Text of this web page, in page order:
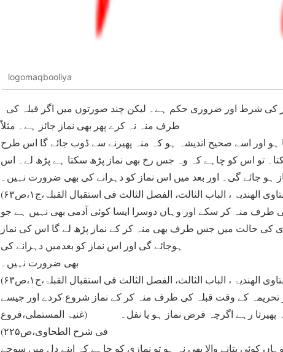
logomaqbooliya
طرف منہ نہ کرے پھر بھی نماز جائز ہے۔ مثلاً
اور اسے صحیح اندیشہ ہو کہ منہ پھیرنے سے ڈوب جائے گا اس طرح
تو اس کو چاہے کہ وہ جس رخ بھی نماز پڑھ سکتا ہے پڑھ لے۔ اس
ہو جائے گی۔ اور بعد میں اس نماز کو دہرانے کی بھی ضرورت نہیں۔
طرف منہ کر سکے اور وہاں دوسرا ایسا کوئی آدمی بھی نہیں ہے جو
حالت میں جس طرف بھی منہ کر کے نماز پڑھ لے گا اس کی نماز
ہوجائے گی اور اس نماز کو بعدمیں دہرانے کی
بھی ضرورت نہیں۔
تحریمہ کے وقت قبلہ کی طرف منہ کر کے نماز شروع کردے اور جیسے
رہے اگرچہ فرض نماز ہو یا نفل۔ (غنیۃ المستملی،فروع
فی شرح الطحاوی،ص۲۲۵)
کوئی بتانے والا بھی نہ ہو تو نمازی کو چاہے کہ اپنے دل میں سوچے